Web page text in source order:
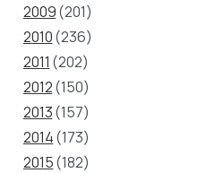
2009(201)
2010(236)
2011 (202)
2012(150)
2013(157)
2014(173)
2015(182)